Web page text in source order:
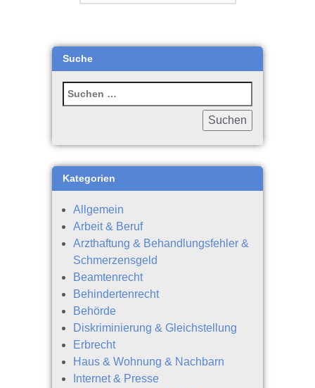
Suche
Kategorien
Allgemein
Arbeit & Beruf
Arzthaftung & Behandlungsfehler &
Schmerzensgeld
Beamtenrecht
Behindertenrecht
Behörde
Diskriminierung & Gleichstellung
Erbrecht
Haus & Wohnung & Nachbarn
Internet & Presse